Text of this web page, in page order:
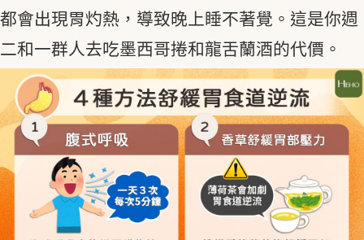
都會出現胃灼熱，導致晚上睡不著覺。這是你週
二和一群人去吃墨西哥捲和龍舌蘭酒的代價。